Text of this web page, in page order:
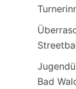
Bad